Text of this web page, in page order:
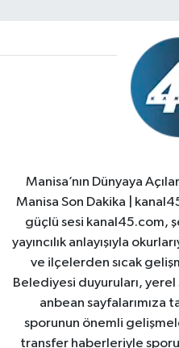
Manisa’nın Dünyaya
Manisa Son Dakika |
güçlü sesi kanal45.com,
yayıncılık anlayışıyla
ve ilçelerden sıcak
Belediyesi duyuruları,
anbean sayfalarımıza
sporunun önemli
transfer haberleriyle